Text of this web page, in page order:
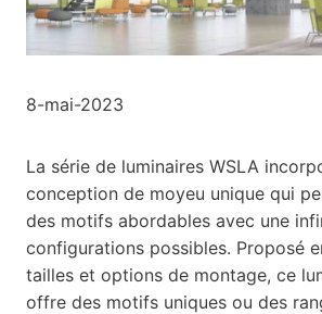
8-mai-2023
La série de luminaires WSLA
conception de moyeu unique qui
des motifs abordables avec une
configurations possibles. Proposé
tailles et options de montage, ce
offre des motifs uniques ou des